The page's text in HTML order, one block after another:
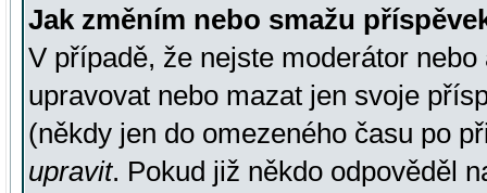
Jak změním nebo smažu
V případě, že nejste moderátor
upravovat nebo mazat jen svoje
(někdy jen do omezeného času po
upravit. Pokud již někdo odpověděl